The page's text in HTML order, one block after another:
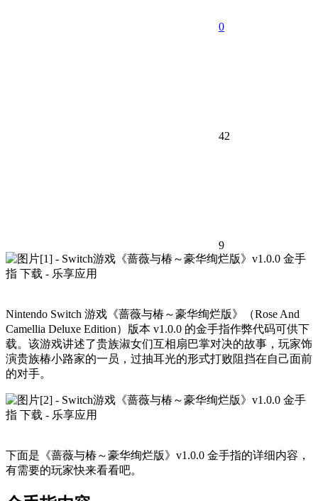
0
42
9
Nintendo Switch 游戏《蔷薇与椿～豪华绚烂版》（Rose And
Camellia Deluxe Edition）版本 v1.0.0 的金手指作弊代码可供下
载。该游戏讲述了贵族淑女们互相扇巴掌对决的故事，玩家饰
演贵族椿小路家的一员，过抽耳光的形式打败阻挡在自己面前
的对手。
下面是《蔷薇与椿～豪华绚烂版》v1.0.0 金手指的详细内容，
有需要的玩家快来看看吧。